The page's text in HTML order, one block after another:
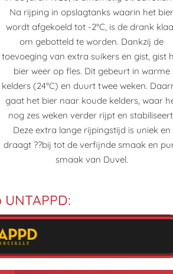
smaak van Duvel.